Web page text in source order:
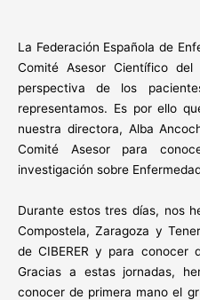
La Federación Española de
Comité Asesor Científico del
perspectiva de los
representamos. Es por ello
nuestra directora, Alba
Comité Asesor para
investigación sobre
Durante estos tres días, nos
Compostela, Zaragoza y
de CIBERER y para conocer
Gracias a estas jornadas,
conocer de primera mano el